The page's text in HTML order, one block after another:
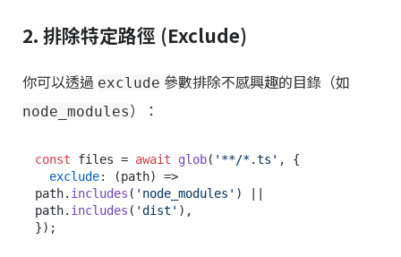
2. 排除特定路徑 (Exclude)
你可以透過 exclude 參數排除不感興趣的目錄（如
node_modules）：
const files = await glob( '**/*.ts' , {
exclude: (path) =>
path. includes ( 'node_modules' ) ||
path. includes ( 'dist' ),